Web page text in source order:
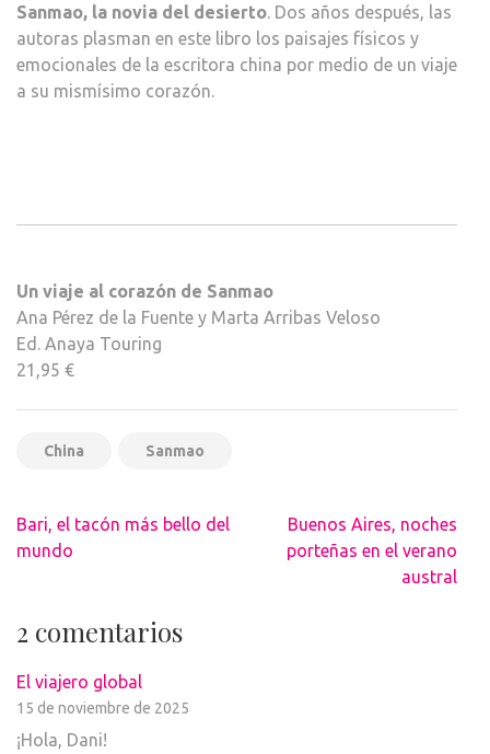
Sanmao, la novia del desierto. Dos años después, las
autoras plasman en este libro los paisajes físicos y
emocionales de la escritora china por medio de un viaje
a su mismísimo corazón.
Un viaje al corazón de Sanmao
Ana Pérez de la Fuente y Marta Arribas Veloso
Ed. Anaya Touring
21,95 €
China Sanmao
Navegación
de
Bari, el tacón más bello del
mundo
Buenos Aires, noches
porteñas en el verano
austral
2 comentarios
El viajero global
15 de noviembre de 2025
¡Hola, Dani!